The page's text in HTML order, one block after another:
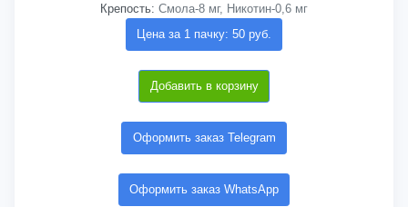
Крепость: Смола-8 мг, Никотин-0,6 мг
Цена за 1 пачку: 50 руб.
Добавить в корзину
Оформить заказ Telegram
Оформить заказ WhatsApp